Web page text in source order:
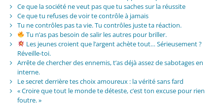
Ce que la société ne veut pas que tu saches sur la réussite
Ce que tu refuses de voir te contrôle à jamais
Tu ne contrôles pas ta vie. Tu contrôles juste ta réaction.
Tu n’as pas besoin de salir les autres pour briller.
Les jeunes croient que l’argent achète tout… Sérieusement ?
Réveille-toi.
Arrête de chercher des ennemis, t’as déjà assez de sabotages en
interne.
Le secret derrière tes choix amoureux : la vérité sans fard
« Croire que tout le monde te déteste, c’est ton excuse pour rien
foutre. »